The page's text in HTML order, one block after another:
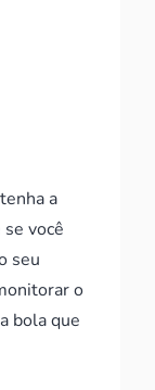
a
você
seu
o
bola que